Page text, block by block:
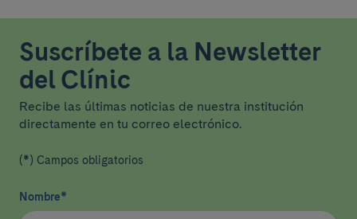
Suscríbete a la Newsletter
del Clínic
Recibe las últimas noticias de nuestra institución
directamente en tu correo electrónico.
(*) Campos obligatorios
Nombre*